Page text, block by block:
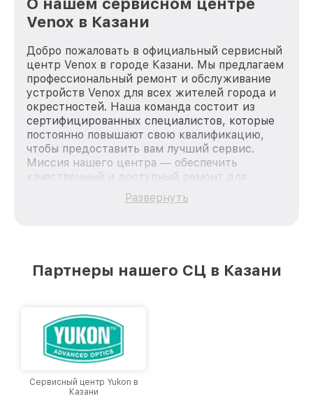
О нашем сервисном центре
Venox в Казани
Добро пожаловать в официальный сервисный
центр Venox в городе Казани. Мы предлагаем
профессиональный ремонт и обслуживание
устройств Venox для всех жителей города и
окрестностей. Наша команда состоит из
сертифицированных специалистов, которые
постоянно повышают свою квалификацию,
чтобы предоставить вам лучший сервис.
Миссия нашего центра — обеспечить
качественный и доступный ремонт для
каждого пользователя продукции Venox, вне
зависимости от сложности поломки. Мы
Казани, постоянно повышая уровень доверия
Развернуть
Партнеры нашего СЦ в Казани
Сервисный центр Yukon в
Казани